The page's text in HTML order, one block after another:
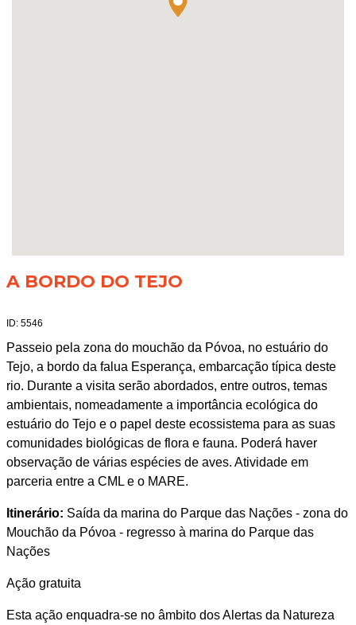
A BORDO DO TEJO
ID: 5546
Passeio pela zona do mouchão da Póvoa, no estuário do
Tejo, a bordo da falua Esperança, embarcação típica deste
rio. Durante a visita serão abordados, entre outros, temas
ambientais, nomeadamente a importância ecológica do
estuário do Tejo e o papel deste ecossistema para as suas
comunidades biológicas de flora e fauna. Poderá haver
observação de várias espécies de aves. Atividade em
parceria entre a CML e o MARE.
Itinerário: Saída da marina do Parque das Nações - zona do
Mouchão da Póvoa - regresso à marina do Parque das
Nações
Ação gratuita
Esta ação enquadra-se no âmbito dos Alertas da Natureza